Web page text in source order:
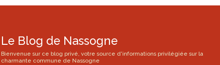
Le Blog de Nassogne
Bienvenue sur ce blog privé, votre source d'informations privilégiée sur la
charmante commune de Nassogne